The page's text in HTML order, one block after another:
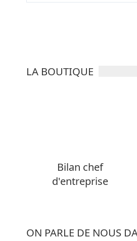
LA BOUTIQUE
Bilan chef
d'entreprise
ON PARLE DE NOUS